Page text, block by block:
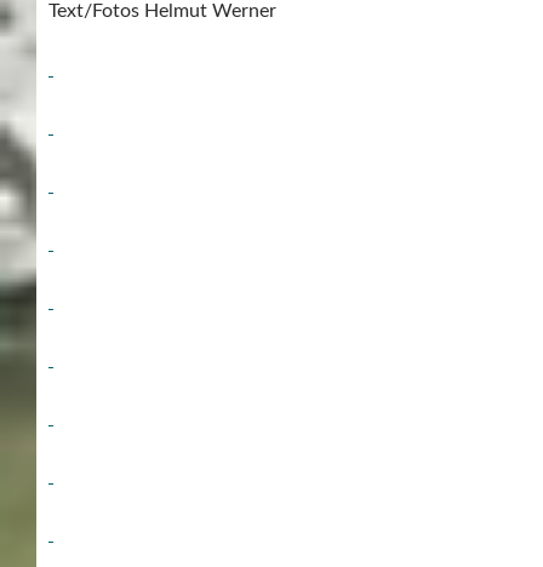
Text/Fotos Helmut Werner